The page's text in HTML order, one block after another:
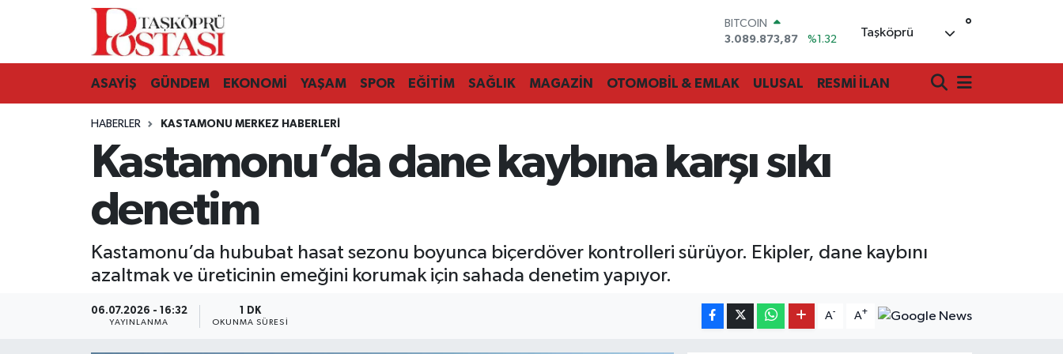
3.089.873,87
DOLAR
55,0398
%-0.02
STERLİN
6527.85
%0.54
BİST100
13.703
Taşköprü °
ASAYİŞ GÜNDEM EKONOMİ YAŞAM SPOR EĞİTİM SAĞLIK MAGAZİN OTOMOBİL & EMLAK ULUSAL RESMİ İLAN
HABERLER KASTAMONU MERKEZ HABERLERI
Kastamonu’da dane kaybına karşı sıkı
denetim
Kastamonu’da hububat hasat sezonu boyunca biçerdöver kontrolleri sürüyor. Ekipler, dane kaybını
azaltmak ve üreticinin emeğini korumak için sahada denetim yapıyor.
06.07.2026 - 16:32
YAYINLANMA
1 DK
OKUNMA SÜRESI
A- A+
Kastamonu Vefat Edenler
Araç Haberleri
Azdavay Haberleri
Bozkurt Haberleri